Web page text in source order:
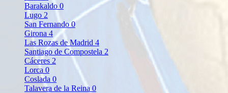
Barakaldo 0
Lugo 2
San Fernando0
Girona 4
Las Rozas de Madrid 4
Santiago de Compostela 2
Cáceres 2
Lorca 0
Coslada 0
Talavera de la Reina 0